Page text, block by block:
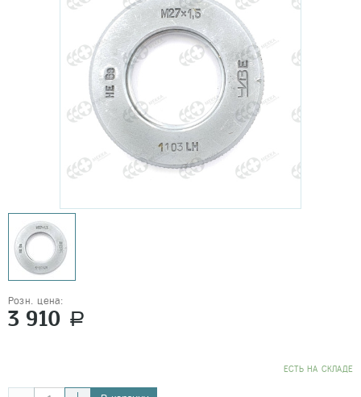
Розн. цена:
3 910 a
EСТЬ НА СКЛАДЕ